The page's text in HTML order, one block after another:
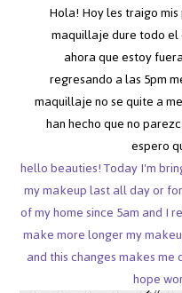
Hola! Hoy les traigo
maquillaje dure todo el
ahora que estoy
regresando a las 5pm
maquillaje no se quite a
han hecho que no
espero
hello beauties! Today I'm
my makeup last all day or
of my home since 5am and I
make more longer my
and this changes makes
hope